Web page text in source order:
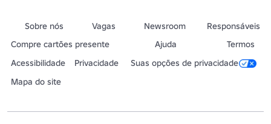
Sobre nós Vagas Newsroom
Responsáveis
Compre cartões presente
Ajuda
Termos
Acessibilidade
Privacidade
Suas opções de privacidade
Mapa do site